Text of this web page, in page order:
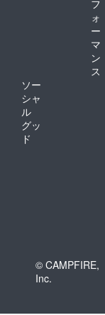
フ
ォ
ー
マ
ン
ス
ソー
シャ
ル
グッ
ド
© CAMPFIRE,
Inc.